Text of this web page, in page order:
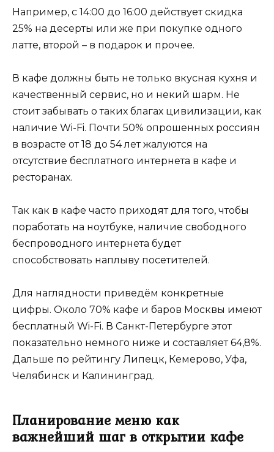
Например, с 14:00 до 16:00 действует скидка
25% на десерты или же при покупке одного
латте, второй – в подарок и прочее.
В кафе должны быть не только вкусная кухня и
качественный сервис, но и некий шарм. Не
стоит забывать о таких благах цивилизации, как
наличие Wi-Fi. Почти 50% опрошенных россиян
в возрасте от 18 до 54 лет жалуются на
отсутствие бесплатного интернета в кафе и
ресторанах.
Так как в кафе часто приходят для того, чтобы
поработать на ноутбуке, наличие свободного
беспроводного интернета будет
способствовать наплыву посетителей.
Для наглядности приведём конкретные
цифры. Около 70% кафе и баров Москвы имеют
бесплатный Wi-Fi. В Санкт-Петербурге этот
показательно немного ниже и составляет 64,8%.
Дальше по рейтингу Липецк, Кемерово, Уфа,
Челябинск и Калининград.
Планирование меню как
важнейший шаг в открытии кафе